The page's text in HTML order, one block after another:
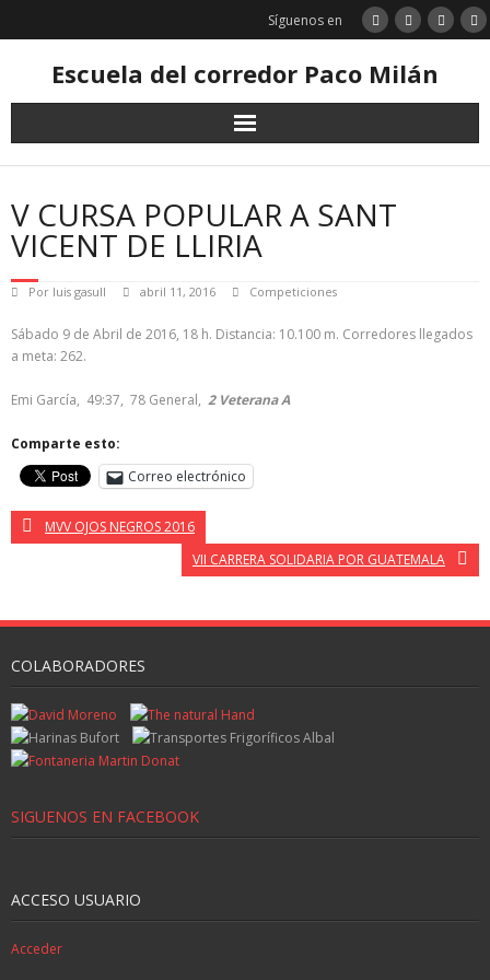
Síguenos en
Escuela del corredor Paco Milán
V CURSA POPULAR A SANT
VICENT DE LLIRIA
Por luis gasull abril 11, 2016 Competiciones
Sábado 9 de Abril de 2016, 18 h. Distancia: 10.100 m. Corredores llegados
a meta: 262.
Emi García, 49:37, 78 General, 2 Veterana A
Comparte esto:
Correo electrónico
MVV OJOS NEGROS 2016
VII CARRERA SOLIDARIA POR GUATEMALA
COLABORADORES
SIGUENOS EN FACEBOOK
ACCESO USUARIO
Acceder